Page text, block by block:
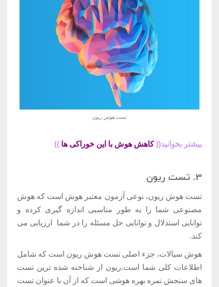
تست هوش ریون
بیشتر بخوانید((کاهش هوش با این خوراکی ها ))
3. تست ریون
تست هوش ریون، نوعی آزمون معتبر هوش است که هوش
مصنوعی شما را به طور مناسبی اندازه گیری کرده و
توانایی استدلال و توانایی حل مسئله را در شما ارزیابی می
کند.
هوش سیالات، جزء اصلی تست هوش ریون است که شامل
اطلاعات کلی شما است.ریون از شناخته شده ترین تست
های سنجش نمره بهره هوشی است که از آن با عنوان تست